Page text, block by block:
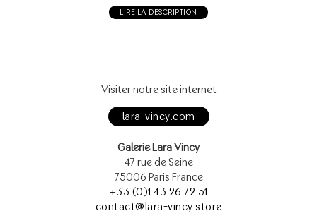
LIRE LA DESCRIPTION
Visiter notre site internet
lara-vincy.com
Galerie Lara Vincy
47 rue de Seine
75006 Paris France
+33 (0)1 43 26 72 51
contact@lara-vincy.store